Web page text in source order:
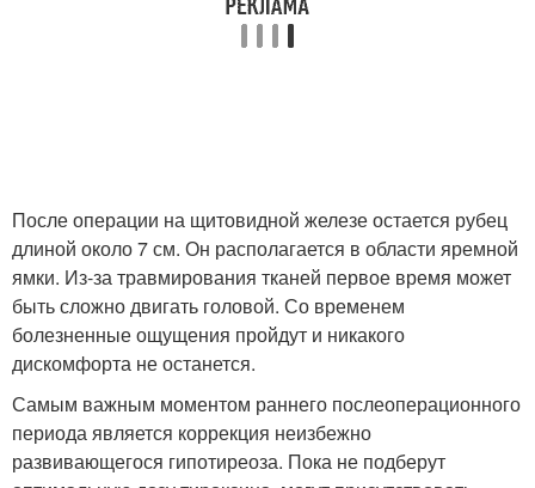
После операции на щитовидной железе остается рубец
длиной около 7 см. Он располагается в области яремной
ямки. Из-за травмирования тканей первое время может
быть сложно двигать головой. Со временем
болезненные ощущения пройдут и никакого
дискомфорта не останется.
Самым важным моментом раннего послеоперационного
периода является коррекция неизбежно
развивающегося гипотиреоза. Пока не подберут